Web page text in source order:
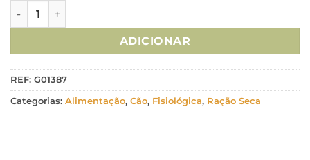
Quantidade de Natures Variety Cão No Grain Medium/
ADICIONAR
REF: G01387
Categorias: Alimentação, Cão, Fisiológica, Ração Seca